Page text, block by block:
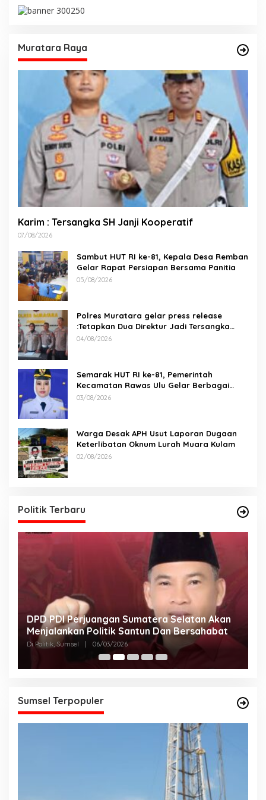
Muratara Raya
Karim : Tersangka SH Janji Kooperatif
07/08/2026
Sambut HUT RI ke-81, Kepala Desa Remban
Gelar Rapat Persiapan Bersama Panitia
05/08/2026
Polres Muratara gelar press release
:Tetapkan Dua Direktur Jadi Tersangka
Kecelakaan Maut antara Bus ALS dan
04/08/2026
Semarak HUT RI ke-81, Pemerintah
Kecamatan Rawas Ulu Gelar Berbagai
Lomba
03/08/2026
Warga Desak APH Usut Laporan Dugaan
Keterlibatan Oknum Lurah Muara Kulam
02/08/2026
Politik Terbaru
DPD PDI Perjuangan Sumatera Selatan Akan
Menjalankan Politik Santun Dan Bersahabat
Di Politik, Sumsel 06/03/2026
Sumsel Terpopuler